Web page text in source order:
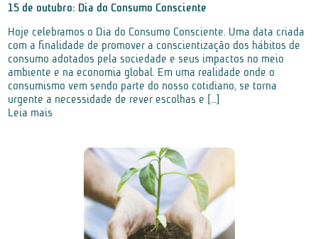
15 de outubro: Dia do Consumo Consciente
Hoje celebramos o Dia do Consumo Consciente. Uma data criada
com a finalidade de promover a conscientização dos hábitos de
consumo adotados pela sociedade e seus impactos no meio
ambiente e na economia global. Em uma realidade onde o
consumismo vem sendo parte do nosso cotidiano, se torna
urgente a necessidade de rever escolhas e […]
Leia mais